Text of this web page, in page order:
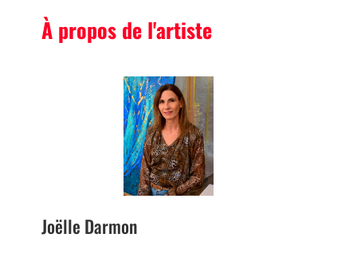
À propos de l'artiste
Joëlle Darmon